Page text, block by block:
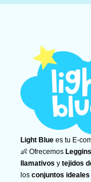
Light Blue es tu E-
👶 Ofrecemos Leggins
llamativos y tejidos
los conjuntos ideales